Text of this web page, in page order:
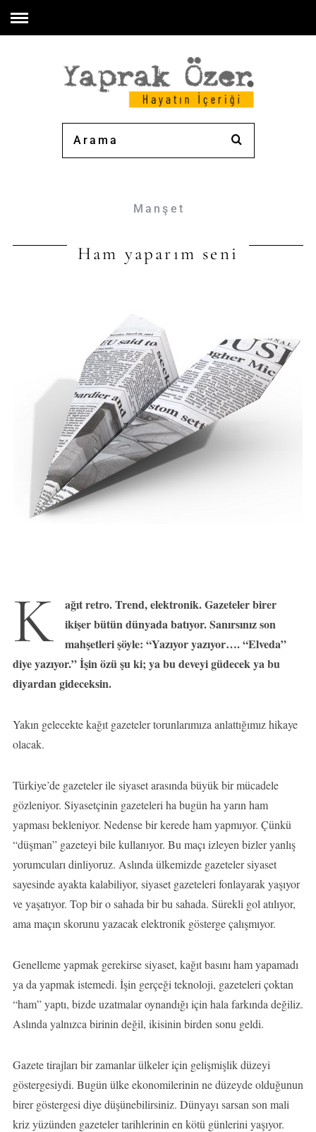
Manşet
Ham yaparım seni
K
ağıt retro. Trend, elektronik. Gazeteler birer
ikişer bütün dünyada batıyor. Sanırsınız son
mahşetleri şöyle: “Yazıyor yazıyor…. “Elveda”
diye yazıyor.” İşin özü şu ki; ya bu deveyi güdecek ya bu
diyardan gideceksin.
Yakın gelecekte kağıt gazeteler torunlarımıza anlattığımız hikaye
olacak.
Türkiye’de gazeteler ile siyaset arasında büyük bir mücadele
gözleniyor. Siyasetçinin gazeteleri ha bugün ha yarın ham
yapması bekleniyor. Nedense bir kerede ham yapmıyor. Çünkü
“düşman” gazeteyi bile kullanıyor. Bu maçı izleyen bizler yanlış
yorumcuları dinliyoruz. Aslında ülkemizde gazeteler siyaset
sayesinde ayakta kalabiliyor, siyaset gazeteleri fonlayarak yaşıyor
ve yaşatıyor. Top bir o sahada bir bu sahada. Sürekli gol atılıyor,
ama maçın skorunu yazacak elektronik gösterge çalışmıyor.
Genelleme yapmak gerekirse siyaset, kağıt basını ham yapamadı
ya da yapmak istemedi. İşin gerçeği teknoloji, gazeteleri çoktan
“ham” yaptı, bizde uzatmalar oynandığı için hala farkında değiliz.
Aslında yalnızca birinin değil, ikisinin birden sonu geldi.
Gazete tirajları bir zamanlar ülkeler için gelişmişlik düzeyi
göstergesiydi. Bugün ülke ekonomilerinin ne düzeyde olduğunun
birer göstergesi diye düşünebilirsiniz. Dünyayı sarsan son mali
kriz yüzünden gazeteler tarihlerinin en kötü günlerini yaşıyor.